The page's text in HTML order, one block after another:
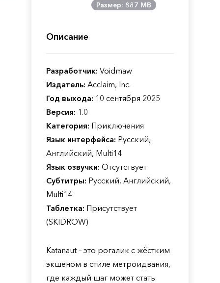
Размер: 887 MB
Описание
Разработчик: Voidmaw
Издатель: Acclaim, Inc.
Год выхода: 10 сентября 2025
Версия: 1.0
Категория: Приключения
Язык интерфейса: Русский,
Английский, Multi14
Язык озвучки: Отсутствует
Субтитры: Русский, Английский,
Multi14
Таблетка: Присутствует
(SKIDROW)
Katanaut – это рогалик с жёстким
экшеном в стиле метроидвания,
где каждый шаг может стать